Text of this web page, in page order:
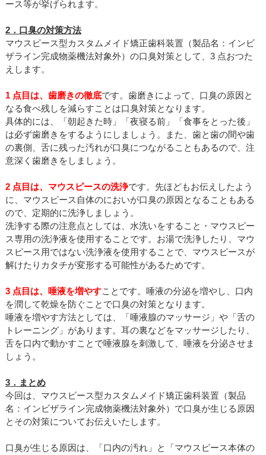
ース等が挙げられます。
2．口臭の対策方法
マウスピース型カスタムメイド矯正歯科装置（製品名：インビ
ザライン完成物薬機法対象外）の口臭対策として、3 点おつた
えします。
1 点目は、歯磨きの徹底です。歯磨きによって、口臭の原因と
なる食べ残しを減らすことは口臭対策となります。
具体的には、「朝起きた時」「夜寝る前」「食事をとった後」
は必ず歯磨きをするようにしましょう。また、歯と歯の間や歯
の裏側、舌に残った汚れが口臭につながることもあるので、注
意深く歯磨きをしましょう。
2 点目は、マウスピースの洗浄です。先ほどもお伝えしたよう
に、マウスピース自体のにおいが口臭の原因となることもある
ので、定期的に洗浄しましょう。
洗浄する際の注意点としては、水洗いをすること・マウスピー
ス専用の洗浄液を使用することです。お湯で洗浄したり、マウ
スピース用ではない洗浄液を使用することで、マウスピースが
解けたりカタチが変形する可能性があるためです。
3 点目は、唾液を増やすことです。唾液の分泌を増やし、口内
を潤して乾燥を防ぐことで口臭の対策となります。
唾液を増やす方法としては、「唾液腺のマッサージ」や「舌の
トレーニング」があります。耳の裏などをマッサージしたり、
舌を口内で動かすことで唾液腺を刺激して、唾液を分泌させま
しょう。
3．まとめ
今回は、マウスピース型カスタムメイド矯正歯科装置（製品
名：インビザライン完成物薬機法対象外）で口臭が生じる原因
とその対策についてお伝えいたします。
口臭が生じる原因は、「口内の汚れ」と「マウスピース本体の